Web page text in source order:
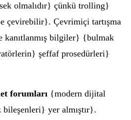
olmalıdır} çünkü trolling}
çevirebilir}. Çevrimiçi tartışma
kanıtlanmış bilgiler} {bulmak
şeffaf prosedürleri}
forumları {modern dijital
yer almıştır}.